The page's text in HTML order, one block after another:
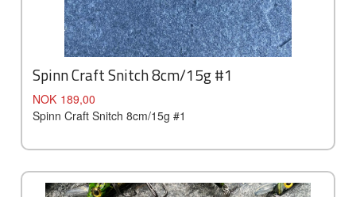
Spinn Craft Snitch 8cm/15g #1
Pris
NOK 189,00
Spinn Craft Snitch 8cm/15g #1